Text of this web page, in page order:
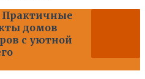
Практичные
домов
с уютной